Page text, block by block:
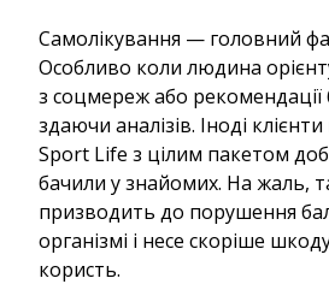
Самолікування — головний
Особливо коли людина
з соцмереж або рекомендації
здаючи аналізів. Іноді
Sport Life з цілим пакетом
бачили у знайомих. На жаль,
призводить до порушення
організмі і несе скоріше
користь.